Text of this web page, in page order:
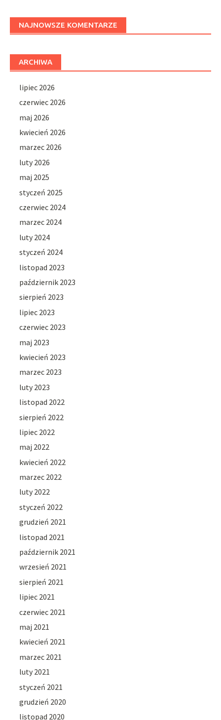
NAJNOWSZE KOMENTARZE
ARCHIWA
lipiec 2026
czerwiec 2026
maj 2026
kwiecień 2026
marzec 2026
luty 2026
maj 2025
styczeń 2025
czerwiec 2024
marzec 2024
luty 2024
styczeń 2024
listopad 2023
październik 2023
sierpień 2023
lipiec 2023
czerwiec 2023
maj 2023
kwiecień 2023
marzec 2023
luty 2023
listopad 2022
sierpień 2022
lipiec 2022
maj 2022
kwiecień 2022
marzec 2022
luty 2022
styczeń 2022
grudzień 2021
listopad 2021
październik 2021
wrzesień 2021
sierpień 2021
lipiec 2021
czerwiec 2021
maj 2021
kwiecień 2021
marzec 2021
luty 2021
styczeń 2021
grudzień 2020
listopad 2020